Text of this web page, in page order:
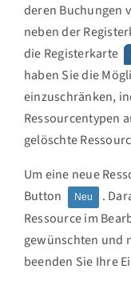
deren Buchungen
neben der
die Registerkarte
haben Sie die
einzuschränken,
Ressourcentypen
gelöschte
Um eine neue
Button
Neu
.
Ressource im
gewünschten und
beenden Sie Ihre